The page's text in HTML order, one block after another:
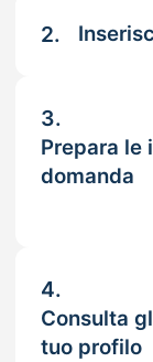
2.
3.
Prepara le
domanda
4.
Consulta
tuo profilo